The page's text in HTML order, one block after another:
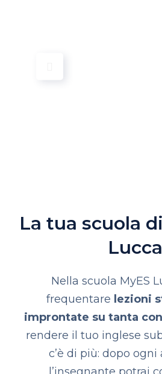
La tua scuola
Lucca
Nella scuola MyES
frequentare lezioni
improntate su tanta
rendere il tuo inglese
c’è di più: dopo ogni